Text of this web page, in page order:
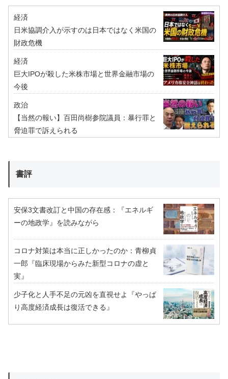
経済
日米協調介入が示すのは日本ではなく米国の
財政危機
経済
巨大IPOが殺した米株市場と世界金融市場の
今後
政治
【当然の報い】百田尚樹参院議員：暴行罪と
脅迫罪で訴えられる
書評
安保3文書改訂と中国の存在感：『エネルギ
ーの地政学』を読みながら
コロナ対策は本当に正しかったのか：青柳貞
一郎『臨床現場からみた新型コロナの虚と
実』
少子化と人手不足の元凶を直視せよ『やっぱ
り高度経済成長は復活できる』